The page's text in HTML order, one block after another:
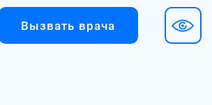
Вызвать врача